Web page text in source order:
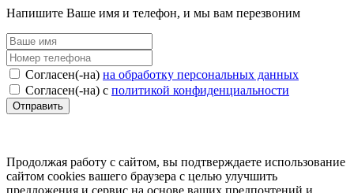
Напишите Ваше имя и телефон, и мы вам перезвоним
Согласен(-на) на обработку персональных данных
Согласен(-на) с политикой конфиденциальности
Отправить
Продолжая работу с сайтом, вы подтверждаете использование
сайтом cookies вашего браузера с целью улучшить